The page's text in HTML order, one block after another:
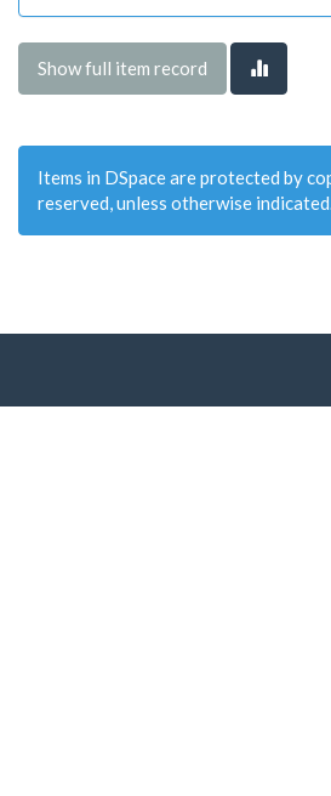
Show full item record
Items in DSpace are protected by
reserved, unless otherwise